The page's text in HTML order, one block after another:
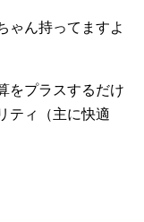
ゃん持ってますよ
をプラスするだけ
ティ（主に快適